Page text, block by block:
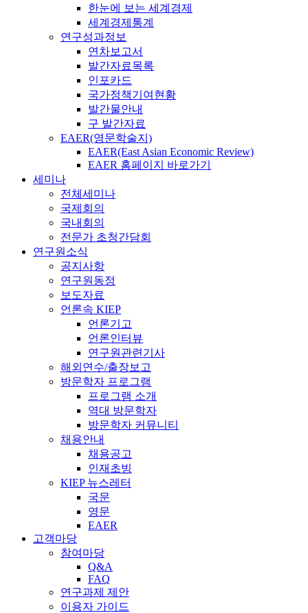
한눈에 보는 세계경제
세계경제통계
연구성과정보
연차보고서
발간자료목록
인포카드
국가정책기여현황
발간물안내
구 발간자료
EAER(영문학술지)
EAER(East Asian Economic Review)
EAER 홈페이지 바로가기
세미나
전체세미나
국제회의
국내회의
전문가 초청간담회
연구원소식
공지사항
연구원동정
보도자료
언론속 KIEP
언론기고
언론인터뷰
연구원관련기사
해외연수/출장보고
방문학자 프로그램
프로그램 소개
역대 방문학자
방문학자 커뮤니티
채용안내
채용공고
인재초빙
KIEP 뉴스레터
국문
영문
EAER
고객마당
참여마당
Q&A
FAQ
연구과제 제안
이용자 가이드